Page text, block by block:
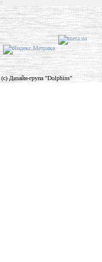
(c) Дизайн-група "Dolphins"